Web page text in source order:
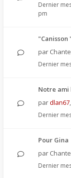
Dernier
pm
par
Dernier
Notre ami
pardlan67,
Dernier
Pour Gina
par
Dernier